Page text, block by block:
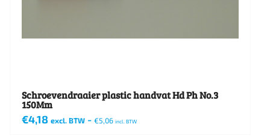
Schroevendraaier plastic handvat Hd Ph No.3
150Mm
€4,18 excl. BTW - €5,06 incl. BTW